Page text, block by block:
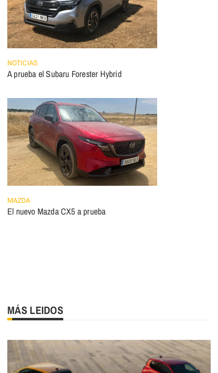
NOTICIAS
A prueba el Subaru Forester Hybrid
MAZDA
El nuevo Mazda CX5 a prueba
MÁS LEIDOS